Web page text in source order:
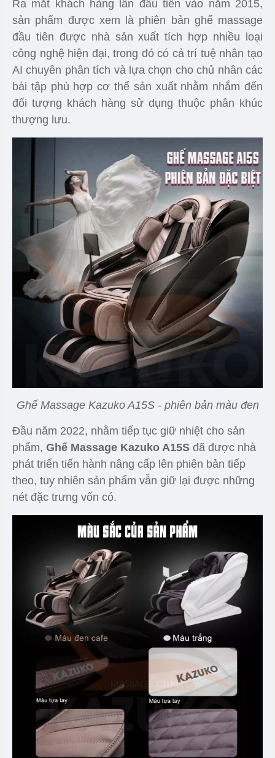
Ra mắt khách hàng lần đầu tiên vào năm 2015,
sản phẩm được xem là phiên bản ghế massage
đầu tiên được nhà sản xuất tích hợp nhiều loại
công nghệ hiện đại, trong đó có cả trí tuệ nhân tạo
AI chuyên phân tích và lựa chọn cho chủ nhân các
bài tập phù hợp cơ thể sản xuất nhằm nhắm đến
đối tượng khách hàng sử dụng thuộc phân khúc
thượng lưu.
Ghế Massage Kazuko A15S - phiên bản màu đen
Đầu năm 2022, nhằm tiếp tục giữ nhiệt cho sản
phẩm, Ghế Massage Kazuko A15S đã được nhà
phát triển tiến hành nâng cấp lên phiên bản tiếp
theo, tuy nhiên sản phẩm vẫn giữ lại được những
nét đặc trưng vốn có.